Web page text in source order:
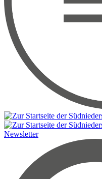
Newsletter